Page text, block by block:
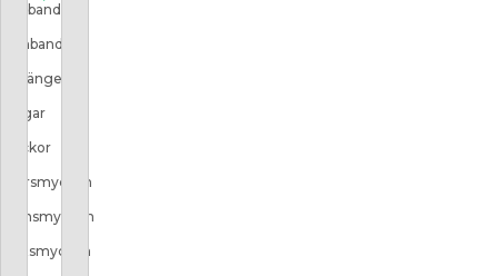
Halsband
Armband
Örhängen
Ringar
Klockor
Herrsmycken
Barnsmycken
Festsmycken